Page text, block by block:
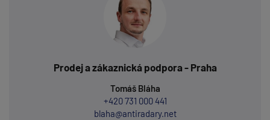
Prodej a zákaznická podpora - Praha
Tomáš Bláha
+420 731 000 441
blaha@antiradary.net